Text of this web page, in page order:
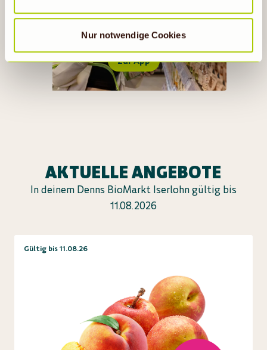
Nur notwendige Cookies
BIO APP
Zur App
AKTUELLE ANGEBOTE
In deinem Denns BioMarkt Iserlohn gültig bis
11.08.2026
Gültig bis 11.08.26